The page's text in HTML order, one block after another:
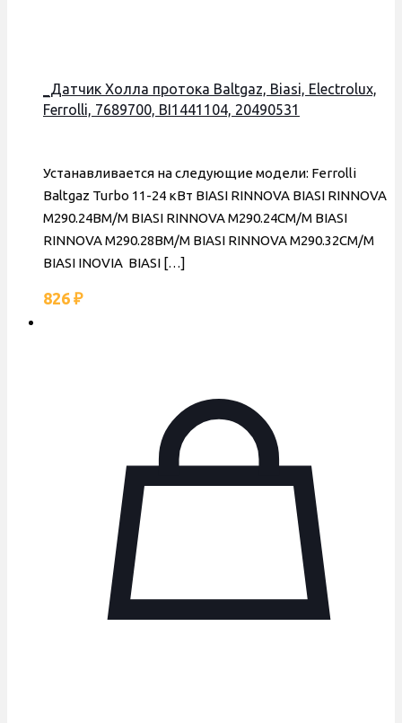
_Датчик Холла протока Baltgaz, Biasi, Electrolux,
Ferrolli, 7689700, BI1441104, 20490531
Устанавливается на следующие модели: Ferrolli
Baltgaz Turbo 11-24 кВт BIASI RINNOVA BIASI RINNOVA
M290.24BM/M BIASI RINNOVA M290.24CM/M BIASI
RINNOVA M290.28BM/M BIASI RINNOVA M290.32CM/M
BIASI INOVIA BIASI […]
826 ₽